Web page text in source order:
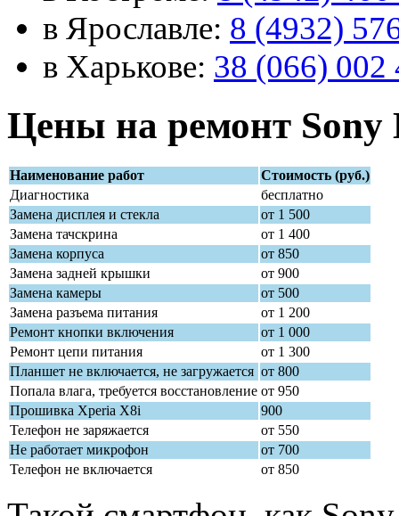
в Ярославле: 8 (4932)
в Харькове: 38 (066) 002
Цены на ремонт Sony
Наименование работ
Стоимость (руб.)
Диагностика
бесплатно
Замена дисплея и стекла
от 1 500
Замена тачскрина
от 1 400
Замена корпуса
от 850
Замена задней крышки
от 900
Замена камеры
от 500
Замена разъема питания
от 1 200
Ремонт кнопки включения
от 1 000
Ремонт цепи питания
от 1 300
Планшет не включается, не загружается от 800
Попала влага, требуется восстановление от 950
Прошивка Xperia X8i
900
Телефон не заряжается
от 550
Не работает микрофон
от 700
Телефон не включается
от 850